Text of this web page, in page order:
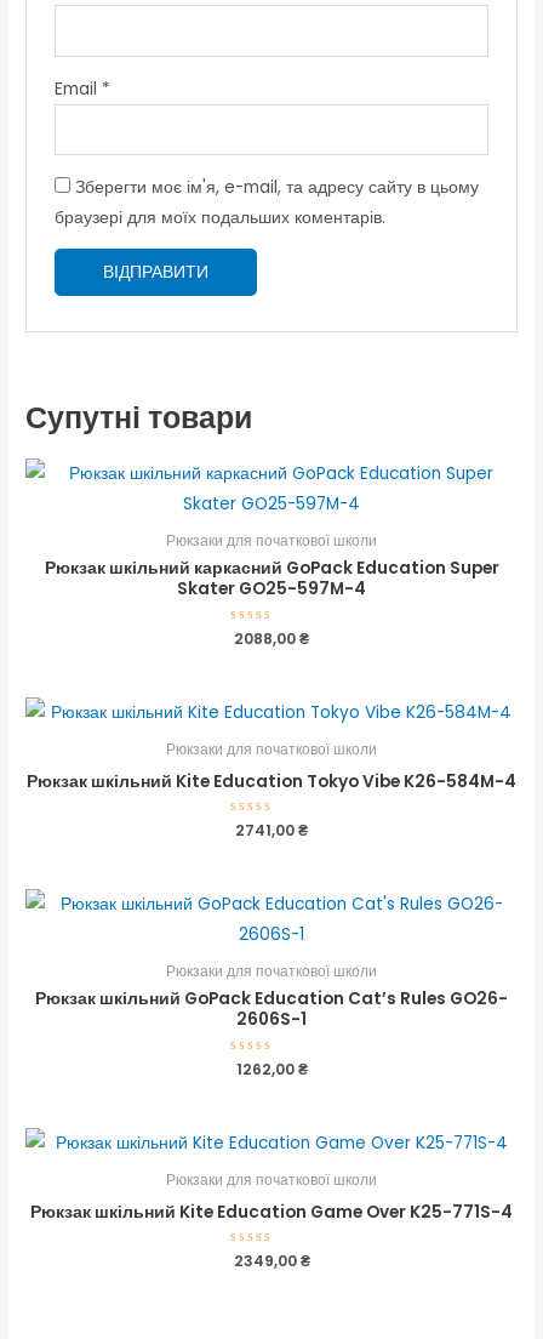
Email *
Зберегти моє ім'я, e-mail, та адресу сайту в цьому
браузері для моїх подальших коментарів.
Супутні товари
Рюкзаки для початкової школи
Рюкзак шкільний каркасний GoPack Education Super
Skater GO25-597M-4
Оцінено
в
2088,00₴
Рюкзаки для початкової школи
Рюкзак шкільний Kite Education Tokyo Vibe K26-584M-4
Оцінено
в
2741,00₴
Рюкзаки для початкової школи
Рюкзак шкільний GoPack Education Cat’s Rules GO26-
2606S-1
Оцінено
в
1262,00₴
Рюкзаки для початкової школи
Рюкзак шкільний Kite Education Game Over K25-771S-4
Оцінено
в
2349,00₴